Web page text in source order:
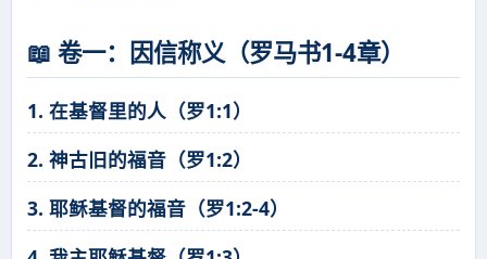
📖 卷一：因信称义（罗马书1-4章）
1. 在基督里的人（罗1:1）
2. 神古旧的福音（罗1:2）
3. 耶稣基督的福音（罗1:2-4）